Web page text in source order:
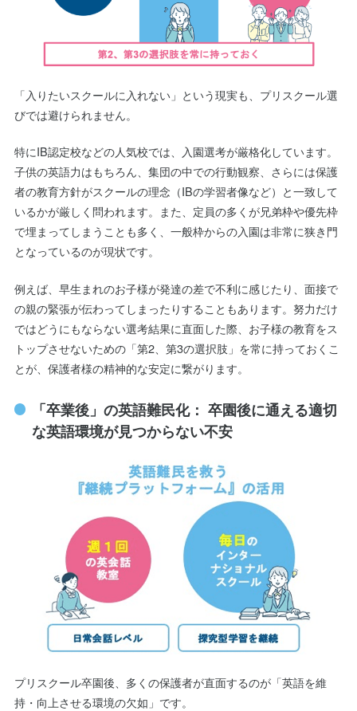
「入りたいスクールに入れない」という現実も、プリスクール選
びでは避けられません。
特にIB認定校などの人気校では、入園選考が厳格化しています。
子供の英語力はもちろん、集団の中での行動観察、さらには保護
者の教育方針がスクールの理念（IBの学習者像など）と一致して
いるかが厳しく問われます。また、定員の多くが兄弟枠や優先枠
で埋まってしまうことも多く、一般枠からの入園は非常に狭き門
となっているのが現状です。
例えば、早生まれのお子様が発達の差で不利に感じたり、面接で
の親の緊張が伝わってしまったりすることもあります。努力だけ
ではどうにもならない選考結果に直面した際、お子様の教育をス
トップさせないための「第2、第3の選択肢」を常に持っておくこ
とが、保護者様の精神的な安定に繋がります。
「卒業後」の英語難民化： 卒園後に通える適切
な英語環境が見つからない不安
プリスクール卒園後、多くの保護者が直面するのが「英語を維
持・向上させる環境の欠如」です。